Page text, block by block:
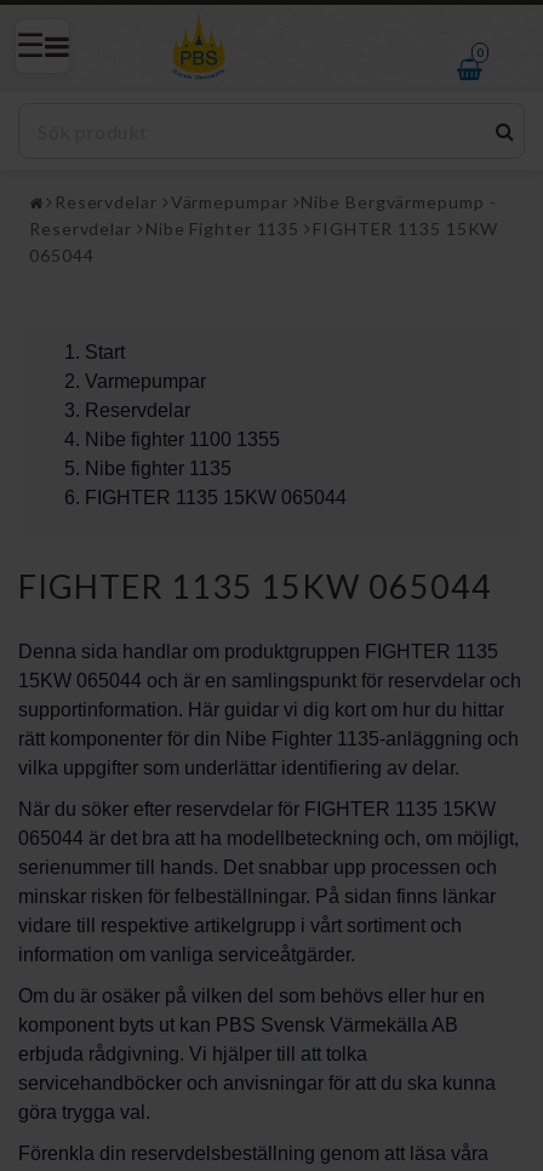
0
Reservdelar Värmepumpar
Nibe Bergvärmepump -
Reservdelar
Nibe Fighter 1135
FIGHTER 1135 15KW
065044
Start
Varmepumpar
Reservdelar
Nibe fighter 1100 1355
Nibe fighter 1135
FIGHTER 1135 15KW 065044
FIGHTER 1135 15KW 065044
Denna sida handlar om produktgruppen FIGHTER 1135
15KW 065044 och är en samlingspunkt för reservdelar och
supportinformation. Här guidar vi dig kort om hur du hittar
rätt komponenter för din Nibe Fighter 1135-anläggning och
vilka uppgifter som underlättar identifiering av delar.
När du söker efter reservdelar för FIGHTER 1135 15KW
065044 är det bra att ha modellbeteckning och, om möjligt,
serienummer till hands. Det snabbar upp processen och
minskar risken för felbeställningar. På sidan finns länkar
vidare till respektive artikelgrupp i vårt sortiment och
information om vanliga serviceåtgärder.
Om du är osäker på vilken del som behövs eller hur en
komponent byts ut kan PBS Svensk Värmekälla AB
erbjuda rådgivning. Vi hjälper till att tolka
servicehandböcker och anvisningar för att du ska kunna
göra trygga val.
Förenkla din reservdelsbeställning genom att läsa våra